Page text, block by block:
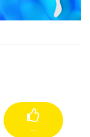
--